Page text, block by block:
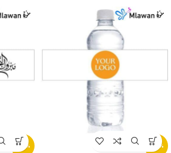
-20%
-20%